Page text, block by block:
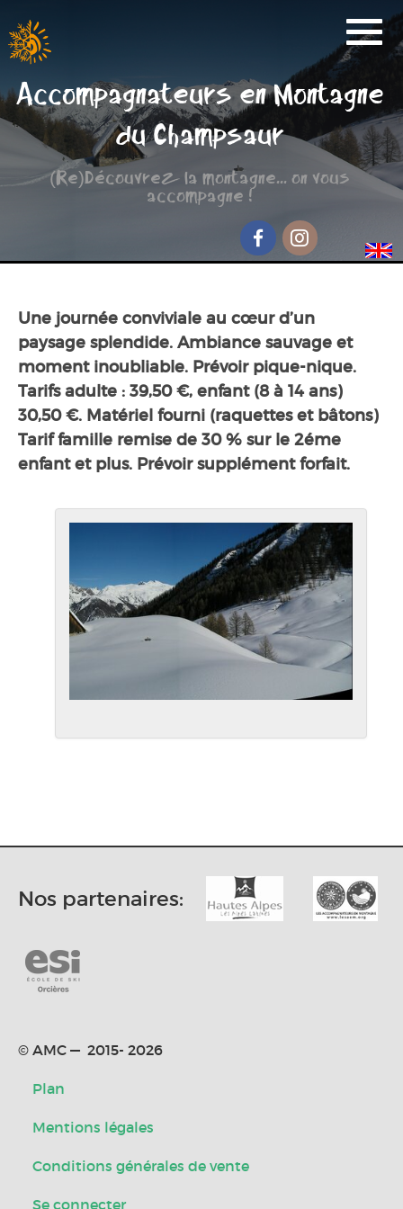
Accompagnateurs en Montagne
du Champsaur
(Re)Découvrez la montagne... on vous
accompagne !
FacebookInstagram
Activités
Réservation
Nos Partenaires
Scolaire
Groupe de randonnée
Séjour jeunesse
Contact et accès
Une journée conviviale au cœur d’un
paysage splendide. Ambiance sauvage et
moment inoubliable. Prévoir pique-nique.
Tarifs adulte : 39,50 €, enfant (8 à 14 ans)
30,50 €. Matériel fourni (raquettes et bâtons)
Tarif famille remise de 30 % sur le 2éme
enfant et plus. Prévoir supplément forfait.
Nos partenaires:
© AMC — 2015- 2026
Plan
Mentions légales
Conditions générales de vente
Se connecter